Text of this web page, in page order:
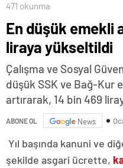
471 okunma
En düşük emekli
liraya yükseltildi
Çalışma ve Sosyal
düşük SSK ve Bağ-Kur
artırarak, 14 bin 469
ABONE OL News
Yıl başında kanuni ve
şekilde asgari ücrette,